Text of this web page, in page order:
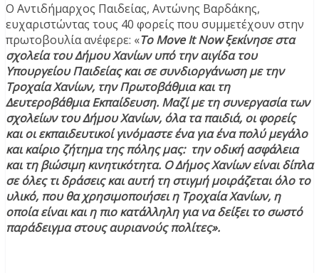
Ο Αντιδήμαρχος Παιδείας, Αντώνης Βαρδάκης,
ευχαριστώντας τους 40 φορείς που συμμετέχουν στην
πρωτοβουλία ανέφερε: «Το Move It Now ξεκίνησε στα
σχολεία του Δήμου Χανίων υπό την αιγίδα του
Υπουργείου Παιδείας και σε συνδιοργάνωση με την
Τροχαία Χανίων, την Πρωτοβάθμια και τη
Δευτεροβάθμια Εκπαίδευση. Μαζί με τη συνεργασία των
σχολείων του Δήμου Χανίων, όλα τα παιδιά, οι φορείς
και οι εκπαιδευτικοί γινόμαστε ένα για ένα πολύ μεγάλο
και καίριο ζήτημα της πόλης μας: την οδική ασφάλεια
και τη βιώσιμη κινητικότητα. Ο Δήμος Χανίων είναι δίπλα
σε όλες τι δράσεις και αυτή τη στιγμή μοιράζεται όλο το
υλικό, που θα χρησιμοποιήσει η Τροχαία Χανίων, η
οποία είναι και η πιο κατάλληλη για να δείξει το σωστό
παράδειγμα στους αυριανούς πολίτες».